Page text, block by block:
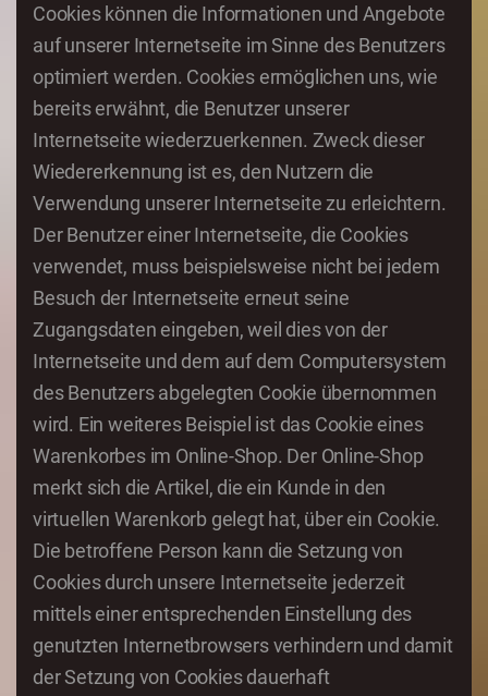
Cookies können die Informationen und Angebote
auf unserer Internetseite im Sinne des Benutzers
optimiert werden. Cookies ermöglichen uns, wie
bereits erwähnt, die Benutzer unserer
Internetseite wiederzuerkennen. Zweck dieser
Wiedererkennung ist es, den Nutzern die
Verwendung unserer Internetseite zu erleichtern.
Der Benutzer einer Internetseite, die Cookies
verwendet, muss beispielsweise nicht bei jedem
Besuch der Internetseite erneut seine
Zugangsdaten eingeben, weil dies von der
Internetseite und dem auf dem Computersystem
des Benutzers abgelegten Cookie übernommen
wird. Ein weiteres Beispiel ist das Cookie eines
Warenkorbes im Online-Shop. Der Online-Shop
merkt sich die Artikel, die ein Kunde in den
virtuellen Warenkorb gelegt hat, über ein Cookie.
Die betroffene Person kann die Setzung von
Cookies durch unsere Internetseite jederzeit
mittels einer entsprechenden Einstellung des
genutzten Internetbrowsers verhindern und damit
der Setzung von Cookies dauerhaft